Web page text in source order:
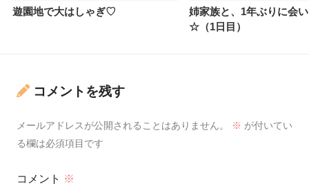
遊園地で大はしゃぎ♡
姉家族と、1年ぶりに会
☆（1日目）
コメントを残す
メールアドレスが公開されることはありません。 ※ が付いてい
る欄は必須項目です
コメント ※